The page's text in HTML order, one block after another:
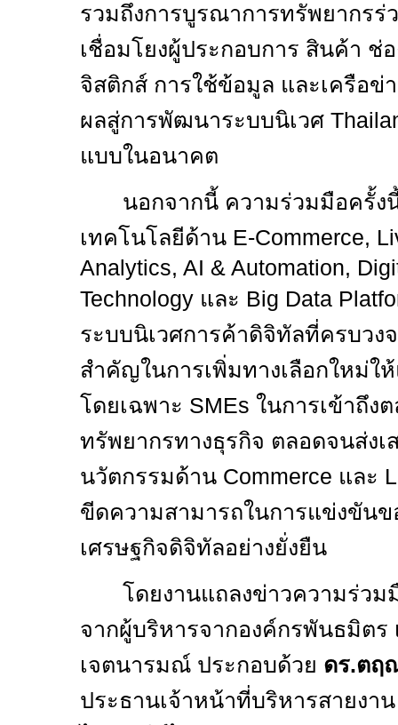
รวมถึงการบูรณาการทรัพยากร
เชื่อมโยงผู้ประกอบการ สินค้า ช่
จิสติกส์ การใช้ข้อมูล และเครือ
ผลสู่การพัฒนาระบบนิเวศ
แบบในอนาคต
นอกจากนี้ ความร่วมมือครั้ง
เทคโนโลยีด้าน E-Commerce,
Analytics, AI & Automation,
Technology และ Big Data
ระบบนิเวศการค้าดิจิทัลที่ครบวง
สำคัญในการเพิ่มทางเลือกใหม่ใ
โดยเฉพาะ SMEs ในการเข้าถึง
ทรัพยากรทางธุรกิจ ตลอดจนส่ง
นวัตกรรมด้าน Commerce และ
ขีดความสามารถในการแข่งขันข
เศรษฐกิจดิจิทัลอย่างยั่งยืน
โดยงานแถลงข่าวความร่วม
จากผู้บริหารจากองค์กรพันธมิตร
เจตนารมณ์ ประกอบด้วย ดร.ตฤ
ประธานเจ้าหน้าที่บริหารสายงา